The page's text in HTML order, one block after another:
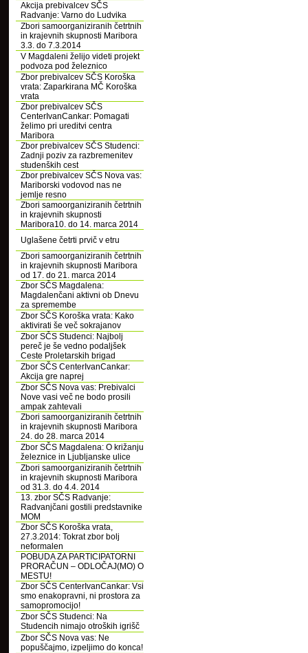
Akcija prebivalcev SČS
Radvanje: Varno do Ludvika
Zbori samoorganiziranih četrtnih
in krajevnih skupnosti Maribora
3.3. do 7.3.2014
V Magdaleni želijo videti projekt
podvoza pod železnico
Zbor prebivalcev SČS Koroška
vrata: Zaparkirana MČ Koroška
vrata
Zbor prebivalcev SČS
CenterIvanCankar: Pomagati
želimo pri ureditvi centra
Maribora
Zbor prebivalcev SČS Studenci:
Zadnji poziv za razbremenitev
studenških cest
Zbor prebivalcev SČS Nova vas:
Mariborski vodovod nas ne
jemlje resno
Zbori samoorganiziranih četrtnih
in krajevnih skupnosti
Maribora10. do 14. marca 2014
Uglašene četrti prvič v etru
Zbori samoorganiziranih četrtnih
in krajevnih skupnosti Maribora
od 17. do 21. marca 2014
Zbor SČS Magdalena:
Magdalenčani aktivni ob Dnevu
za spremembe
Zbor SČS Koroška vrata: Kako
aktivirati še več sokrajanov
Zbor SČS Studenci: Najbolj
pereč je še vedno podaljšek
Ceste Proletarskih brigad
Zbor SČS CenterIvanCankar:
Akcija gre naprej
Zbor SČS Nova vas: Prebivalci
Nove vasi več ne bodo prosili
ampak zahtevali
Zbori samoorganiziranih četrtnih
in krajevnih skupnosti Maribora
24. do 28. marca 2014
Zbor SČS Magdalena: O križanju
železnice in Ljubljanske ulice
Zbori samoorganiziranih četrtnih
in krajevnih skupnosti Maribora
od 31.3. do 4.4. 2014
13. zbor SČS Radvanje:
Radvanjčani gostili predstavnike
MOM
Zbor SČS Koroška vrata,
27.3.2014: Tokrat zbor bolj
neformalen
POBUDA ZA PARTICIPATORNI
PRORAČUN – ODLOČAJ(MO) O
MESTU!
Zbor SČS CenterIvanCankar: Vsi
smo enakopravni, ni prostora za
samopromocijo!
Zbor SČS Studenci: Na
Studencih nimajo otroških igrišč
Zbor SČS Nova vas: Ne
popuščajmo, izpeljimo do konca!